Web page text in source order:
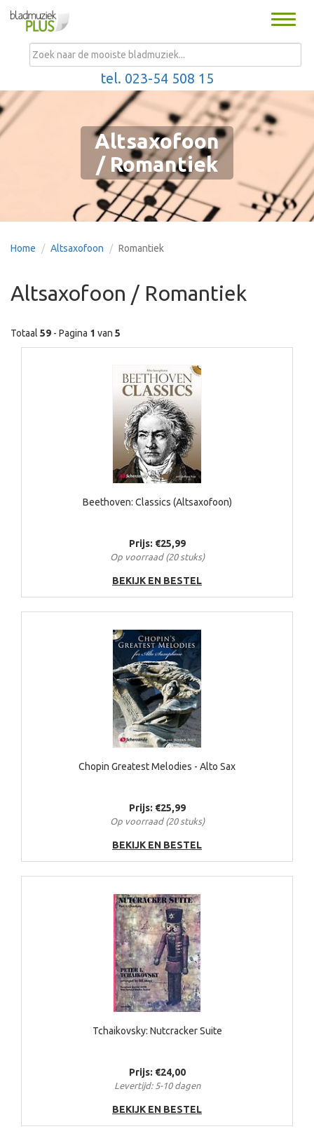
Toggle
tel. 023-54 508 15
MENU
Altsaxofoon
/ Romantiek
Home Altsaxofoon Romantiek
Altsaxofoon / Romantiek
Totaal 59 - Pagina 1 van 5
Beethoven: Classics (Altsaxofoon)
Prijs: €25,99
Op voorraad (20 stuks)
BEKIJK EN BESTEL
Chopin Greatest Melodies - Alto Sax
Prijs: €25,99
Op voorraad (20 stuks)
BEKIJK EN BESTEL
Tchaikovsky: Nutcracker Suite
Prijs: €24,00
Levertijd: 5-10 dagen
BEKIJK EN BESTEL